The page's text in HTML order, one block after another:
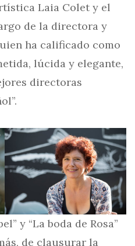
Laia Colet y el
de la directora y
ha calificado como
lúcida y elegante,
directoras
y “La boda de Rosa”
de clausurar la